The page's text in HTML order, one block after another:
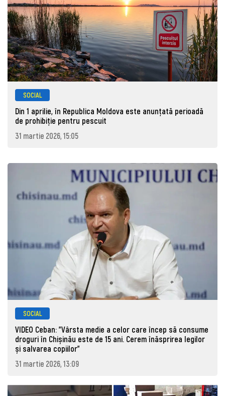
SOCIAL
Din 1 aprilie, în Republica Moldova este anunţată perioadă
de prohibiţie pentru pescuit
31 martie 2026, 15:05
SOCIAL
VIDEO Ceban: "Vârsta medie a celor care încep să consume
droguri în Chișinău este de 15 ani. Cerem înăsprirea legilor
și salvarea copiilor"
31 martie 2026, 13:09